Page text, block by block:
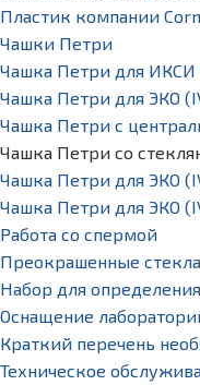
Пластик компании
Чашки Петри
Чашка Петри для ИКСИ
Чашка Петри для ЭКО
Чашка Петри с
Чашка Петри со
Чашка Петри для ЭКО
Чашка Петри для ЭКО
Работа со спермой
Преокрашенные стекла
Набор для
Оснащение
Краткий перечень
Техническое